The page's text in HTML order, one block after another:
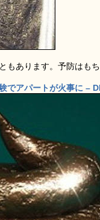
もあります。予防はも
でアパートが火事に –